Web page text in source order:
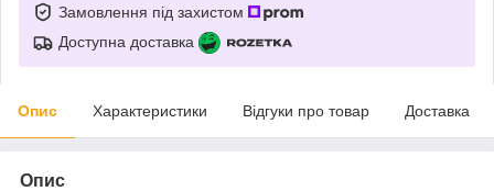
Замовлення під захистом
Доступна доставка
Опис Характеристики Відгуки про товар Доставка
Опис